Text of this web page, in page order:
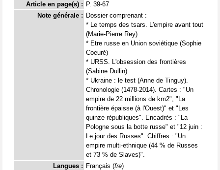
Article en page(s) : P. 39-67
Note générale : Dossier comprenant :
* Le temps des tsars. L'empire avant tout
(Marie-Pierre Rey)
* Etre russe en Union soviétique (Sophie
Coeuré)
* URSS. L'obsession des frontières
(Sabine Dullin)
* Ukraine : le test (Anne de Tinguy).
Chronologie (1478-2014). Cartes : "Un
empire de 22 millions de km2", "La
frontière épaisse (à l'Ouest)" et "Les
quinze républiques". Encadrés : "La
Pologne sous la botte russe" et "12 juin :
Le jour des Russes". Chiffres : "Un
empire multi-ethnique (44 % de Russes
et 73 % de Slaves)".
Langues : Français (fre)